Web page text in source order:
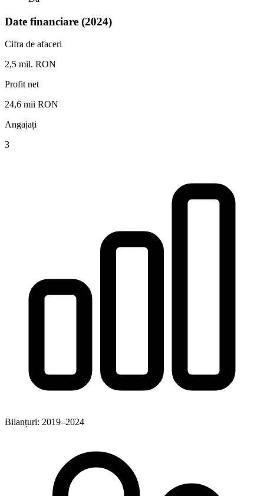
Date financiare (2024)
Cifra de afaceri
2,5 mil. RON
Profit net
24,6 mii RON
Angajați
3
Bilanțuri: 2019–2024